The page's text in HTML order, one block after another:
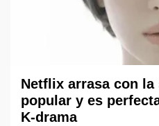
Netflix arrasa con la
popular y es
K-drama